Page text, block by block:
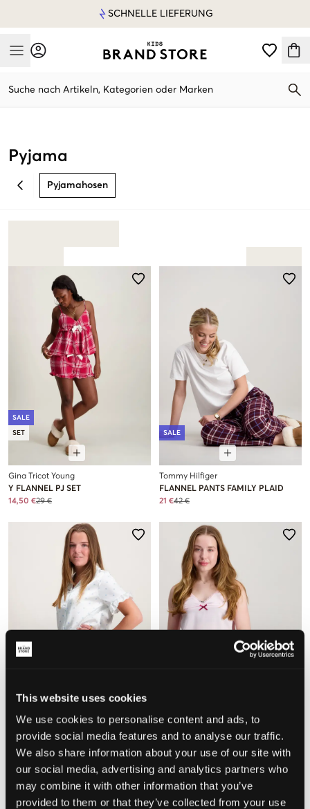
This website uses cookies
We use cookies to personalise content and ads, to
provide social media features and to analyse our traffic.
We also share information about your use of our site with
our social media, advertising and analytics partners who
may combine it with other information that you’ve
provided to them or that they’ve collected from your use
SCHNELLE LIEFERUNG
Mobile Menu
Suche nach Artikeln, Kategorien oder Marken
Pyjama
BACK Pyjamahosen
SALE
SET
Gina Tricot Young
Y FLANNEL PJ SET
14,50 €29 €
SALE
Tommy Hilfiger
FLANNEL PANTS FAMILY PLAID
21 €42 €
LMTD
SET
37 €
Gina Tricot Young
12,50 €25 €